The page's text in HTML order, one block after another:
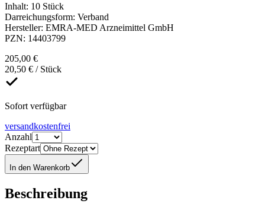
Inhalt: 10 Stück
Darreichungsform: Verband
Hersteller: EMRA-MED Arzneimittel GmbH
PZN: 14403799
205,00 €
20,50 € / Stück
Sofort verfügbar
versandkostenfrei
Anzahl
Rezeptart
In den Warenkorb
Beschreibung